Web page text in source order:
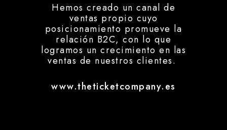
Hemos creado un canal de
ventas propio cuyo
posicionamiento promueve la
relación B2C, con lo que
logramos un crecimiento en las
ventas de nuestros clientes.
www.theticketcompany.es